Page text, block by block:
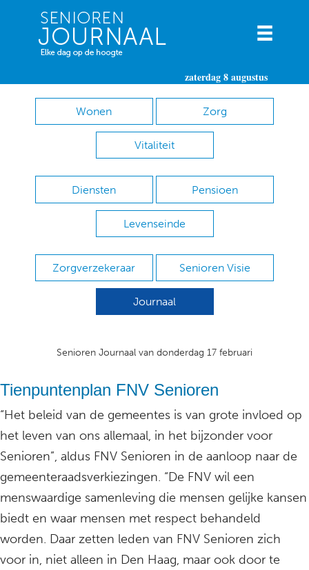
zaterdag 8 augustus
Wonen Zorg
Vitaliteit
Diensten Pensioen
Levenseinde
Zorgverzekeraar Senioren Visie
Journaal
Senioren Journaal van donderdag 17 februari
Tienpuntenplan FNV Senioren
“Het beleid van de gemeentes is van grote invloed op
het leven van ons allemaal, in het bijzonder voor
Senioren”, aldus FNV Senioren in de aanloop naar de
gemeenteraadsverkiezingen. “De FNV wil een
menswaardige samenleving die mensen gelijke kansen
biedt en waar mensen met respect behandeld
worden. Daar zetten leden van FNV Senioren zich
voor in, niet alleen in Den Haag, maar ook door te